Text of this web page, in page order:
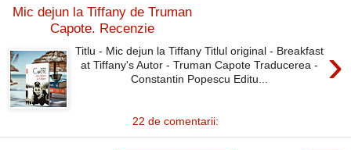
Mic dejun la Tiffany de Truman
Capote. Recenzie
›
Titlu - Mic dejun la Tiffany Titlul original - Breakfast
at Tiffany's Autor - Truman Capote Traducerea -
Constantin Popescu Editu...
22 de comentarii: